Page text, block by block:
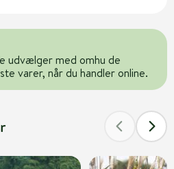
udvælger med omhu de
varer, når du handler online.